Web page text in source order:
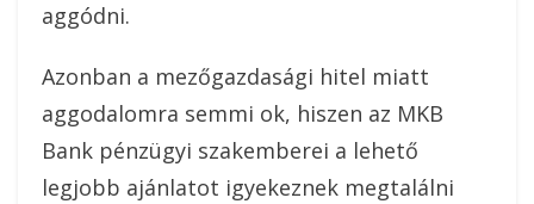
aggódni.
Azonban a mezőgazdasági hitel miatt
aggodalomra semmi ok, hiszen az MKB
Bank pénzügyi szakemberei a lehető
legjobb ajánlatot igyekeznek megtalálni